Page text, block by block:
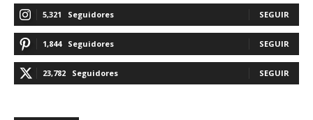
5,321 Seguidores SEGUIR
1,844 Seguidores SEGUIR
23,782 Seguidores SEGUIR